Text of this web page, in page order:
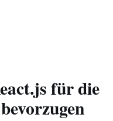
für die